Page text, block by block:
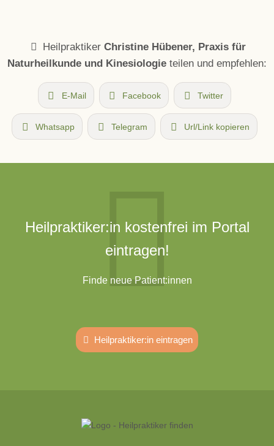
Heilpraktiker Christine Hübener, Praxis für
Naturheilkunde und Kinesiologie teilen und empfehlen:
E-Mail Facebook Twitter
Whatsapp Telegram Url/Link kopieren
Heilpraktiker:in kostenfrei im Portal
eintragen!
Finde neue Patient:innen
Heilpraktiker:in eintragen